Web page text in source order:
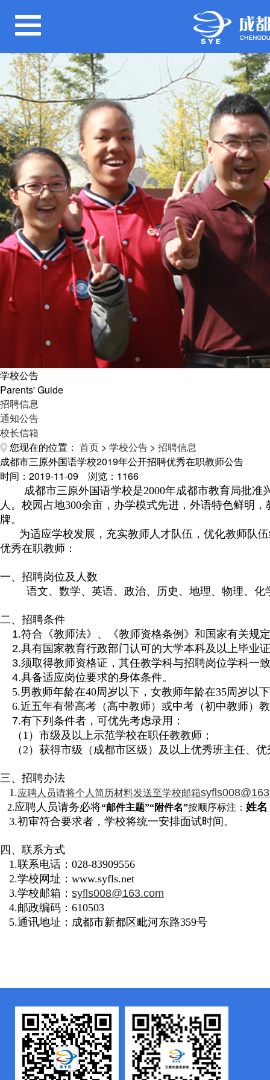
学校公告
Parents' Guide
招聘信息
通知公告
校长信箱
您现在的位置： 首页 > 学校公告 > 招聘信息
成都市三原外国语学校2019年公开招聘优秀在职教师公告
时间：2019-11-09 浏览： 1166
成都市三原外国语学校是2000年成都市教育局批
人。校园占地300余亩，办学模式先进，外语特色鲜明
牌。
为适应学校发展，充实教师人才队伍，优化教师队
优秀在职教师：
一、招聘岗位及人数
语文、数学、英语、政治、历史、地理、物理、化
二、招聘条件
1.符合《教师法》、《教师资格条例》和国家有关规
2.具有国家教育行政部门认可的大学本科及以上毕业
3.须取得教师资格证，其任教学科与招聘岗位学科一
4.具备适应岗位要求的身体条件。
5.男教师年龄在40周岁以下，女教师年龄在35周岁以
6.近五年有带高考（高中教师）或中考（初中教师）
7.有下列条件者，可优先考虑录用：
（1）市级及以上示范学校在职任教教师；
（2）获得市级（成都市区级）及以上优秀班主任、
三、招聘办法
1.应聘人员请将个人简历材料发送至学校邮箱
2.应聘人员请务必将“邮件主题”“附件名”按顺序标注： 姓名
3.初审符合要求者，学校将统一安排面试时间。
四、联系方式
1.联系电话：028-83909556
2.学校网址：www.syfls.net
3.学校邮箱： syfls008@163.com
4.邮政编码：610503
5.通讯地址：成都市新都区毗河东路359号